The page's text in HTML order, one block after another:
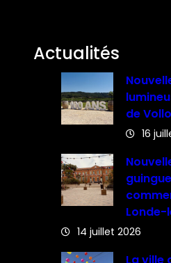
Actualités
de
16
Londe-
14 juillet 2026